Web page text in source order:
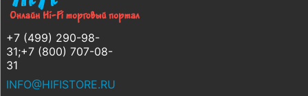
+7 (499) 290-98-
31;+7 (800) 707-08-
31
INFO@HIFISTORE.RU